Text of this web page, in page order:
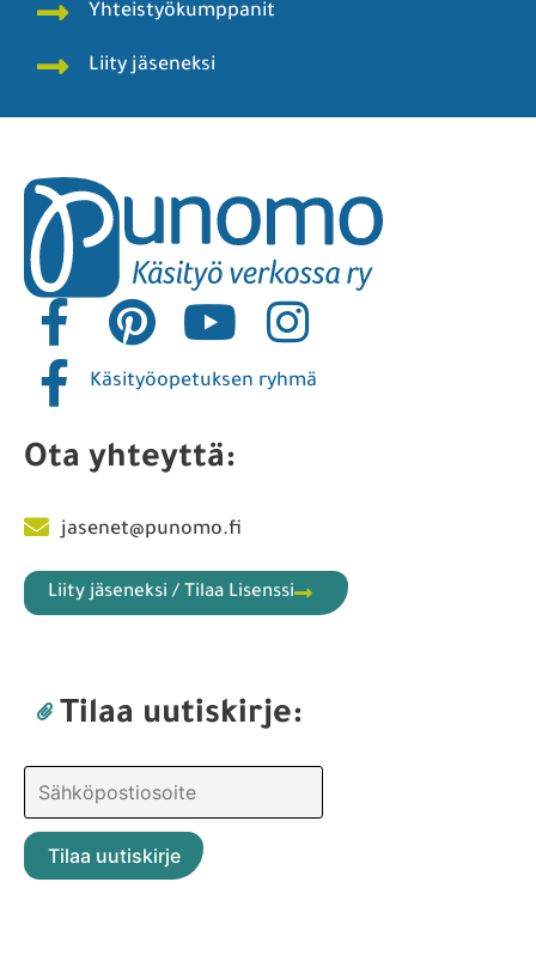
Yhteistyökumppanit
Liity jäseneksi
Käsityöopetuksen ryhmä
Ota yhteyttä:
jasenet@punomo.fi
Liity jäseneksi / Tilaa Lisenssi
Tilaa uutiskirje: